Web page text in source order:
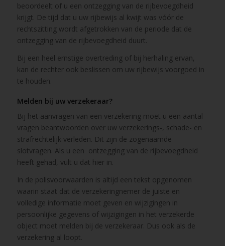
beoordeelt of u een ontzegging van de rijbevoegdheid
krijgt. De tijd dat u uw rijbewijs al kwijt was vóór de
rechtszitting wordt afgetrokken van de periode dat de
ontzegging van de rijbevoegdheid duurt.
Bij een heel ernstige overtreding of bij herhaling ervan,
kan de rechter ook beslissen om uw rijbewijs voorgoed in
te houden.
Melden bij uw verzekeraar?
Bij het aanvragen van een verzekering moet u een aantal
vragen beantwoorden over uw verzekerings-, schade- en
strafrechtelijk verleden. Dit zijn de zogenaamde
slotvragen. Als u een ontzegging van de rijbevoegdheid
heeft gehad, vult u dat hier in.
In de polisvoorwaarden is altijd een tekst opgenomen
waarin staat dat de verzekeringnemer de juiste en
volledige informatie moet geven en wijzigingen in
persoonlijke gegevens of wijzigingen in het verzekerde
object moet melden bij de verzekeraar. Dus ook als de
verzekering al loopt.